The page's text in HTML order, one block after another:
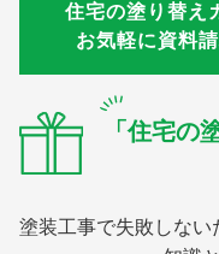
住宅の塗り替え
お気軽に資料
「住宅の
塗装工事で失敗しな